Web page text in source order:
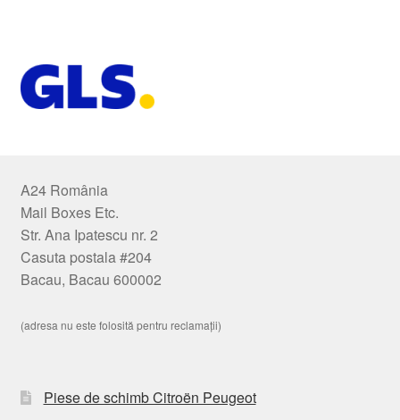
A24 România
Mail Boxes Etc.
Str. Ana Ipatescu nr. 2
Casuta postala #204
Bacau, Bacau 600002
(adresa nu este folosită pentru reclamații)
Piese de schimb Citroën Peugeot